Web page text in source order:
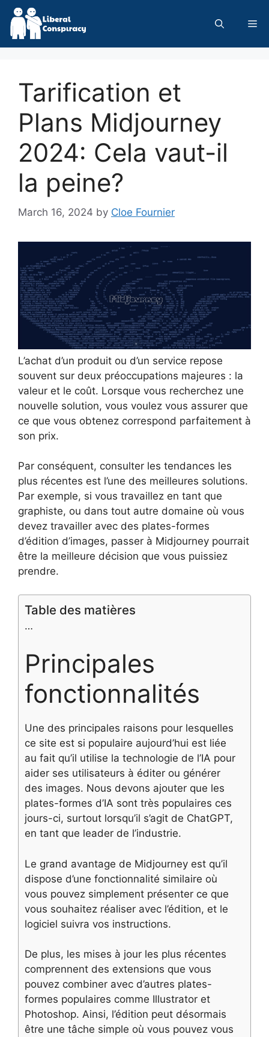
Skip
content
Tarification et
Plans Midjourney
2024: Cela vaut-il
la peine?
March 16, 2024 by Cloe Fournier
L’achat d’un produit ou d’un service repose
souvent sur deux préoccupations majeures : la
valeur et le coût. Lorsque vous recherchez une
nouvelle solution, vous voulez vous assurer que
ce que vous obtenez correspond parfaitement à
son prix.
Par conséquent, consulter les tendances les
plus récentes est l’une des meilleures solutions.
Par exemple, si vous travaillez en tant que
graphiste, ou dans tout autre domaine où vous
devez travailler avec des plates-formes
d’édition d’images, passer à Midjourney pourrait
être la meilleure décision que vous puissiez
prendre.
Table des matières
…
Principales
fonctionnalités
Une des principales raisons pour lesquelles
ce site est si populaire aujourd’hui est liée
au fait qu’il utilise la technologie de l’IA pour
aider ses utilisateurs à éditer ou générer
des images. Nous devons ajouter que les
plates-formes d’IA sont très populaires ces
jours-ci, surtout lorsqu’il s’agit de ChatGPT,
en tant que leader de l’industrie.
Le grand avantage de Midjourney est qu’il
dispose d’une fonctionnalité similaire où
vous pouvez simplement présenter ce que
vous souhaitez réaliser avec l’édition, et le
logiciel suivra vos instructions.
De plus, les mises à jour les plus récentes
comprennent des extensions que vous
pouvez combiner avec d’autres plates-
formes populaires comme Illustrator et
Photoshop. Ainsi, l’édition peut désormais
être une tâche simple où vous pouvez vous